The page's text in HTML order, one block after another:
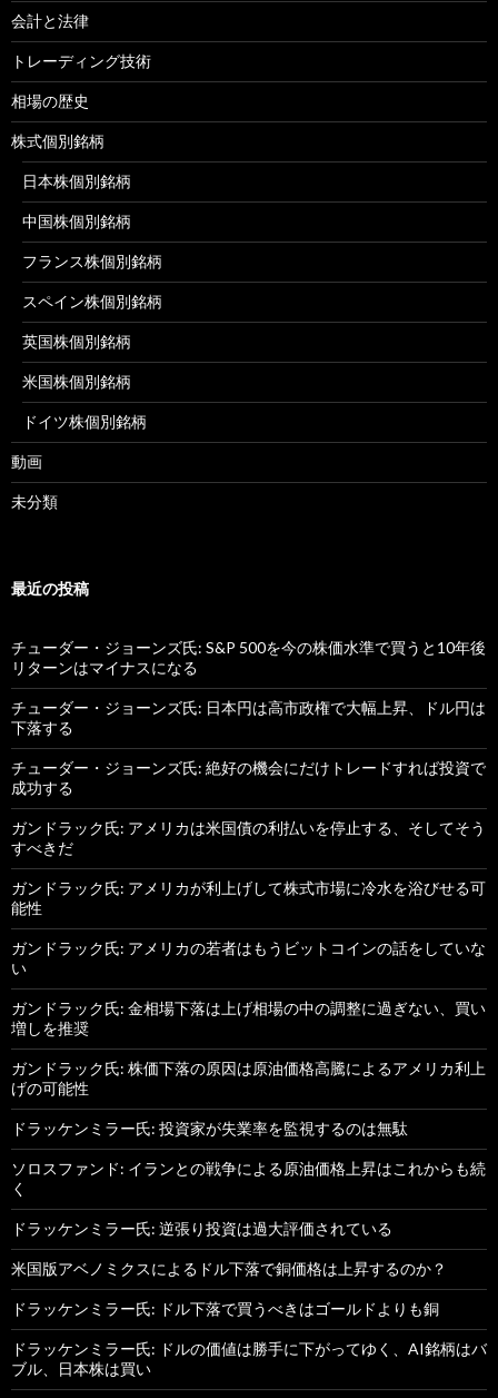
会計と法律
トレーディング技術
相場の歴史
株式個別銘柄
日本株個別銘柄
中国株個別銘柄
フランス株個別銘柄
スペイン株個別銘柄
英国株個別銘柄
米国株個別銘柄
ドイツ株個別銘柄
動画
未分類
最近の投稿
チューダー・ジョーンズ氏: S&P 500を今の株価水準で買うと10年後
リターンはマイナスになる
チューダー・ジョーンズ氏: 日本円は高市政権で大幅上昇、ドル円は
下落する
チューダー・ジョーンズ氏: 絶好の機会にだけトレードすれば投資で
成功する
ガンドラック氏: アメリカは米国債の利払いを停止する、そしてそう
すべきだ
ガンドラック氏: アメリカが利上げして株式市場に冷水を浴びせる可
能性
ガンドラック氏: アメリカの若者はもうビットコインの話をしていな
い
ガンドラック氏: 金相場下落は上げ相場の中の調整に過ぎない、買い
増しを推奨
ガンドラック氏: 株価下落の原因は原油価格高騰によるアメリカ利上
げの可能性
ドラッケンミラー氏: 投資家が失業率を監視するのは無駄
ソロスファンド: イランとの戦争による原油価格上昇はこれからも続
く
ドラッケンミラー氏: 逆張り投資は過大評価されている
米国版アベノミクスによるドル下落で銅価格は上昇するのか？
ドラッケンミラー氏: ドル下落で買うべきはゴールドよりも銅
ドラッケンミラー氏: ドルの価値は勝手に下がってゆく、AI銘柄はバ
ブル、日本株は買い